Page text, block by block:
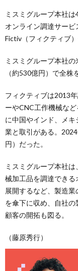
ミスミグループ本社
オンライン調達サー
Fictiv（フィクティブ
ミスミグループ本社
（約530億円）で全株
フィクティブは2013
ーやCNC工作機械な
に中国やインド、メ
業と取引がある。
円）だった。
ミスミグループ本社
械加工品を調達でき
展開するなど、製造
を傘下に収め、自社
顧客の開拓も図る。
（藤原秀行）